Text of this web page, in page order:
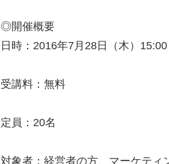
◎開催概要
日時：2016年7月28日（木）
受講料：無料
定員：20名
対象者：経営者の方、マーケテ